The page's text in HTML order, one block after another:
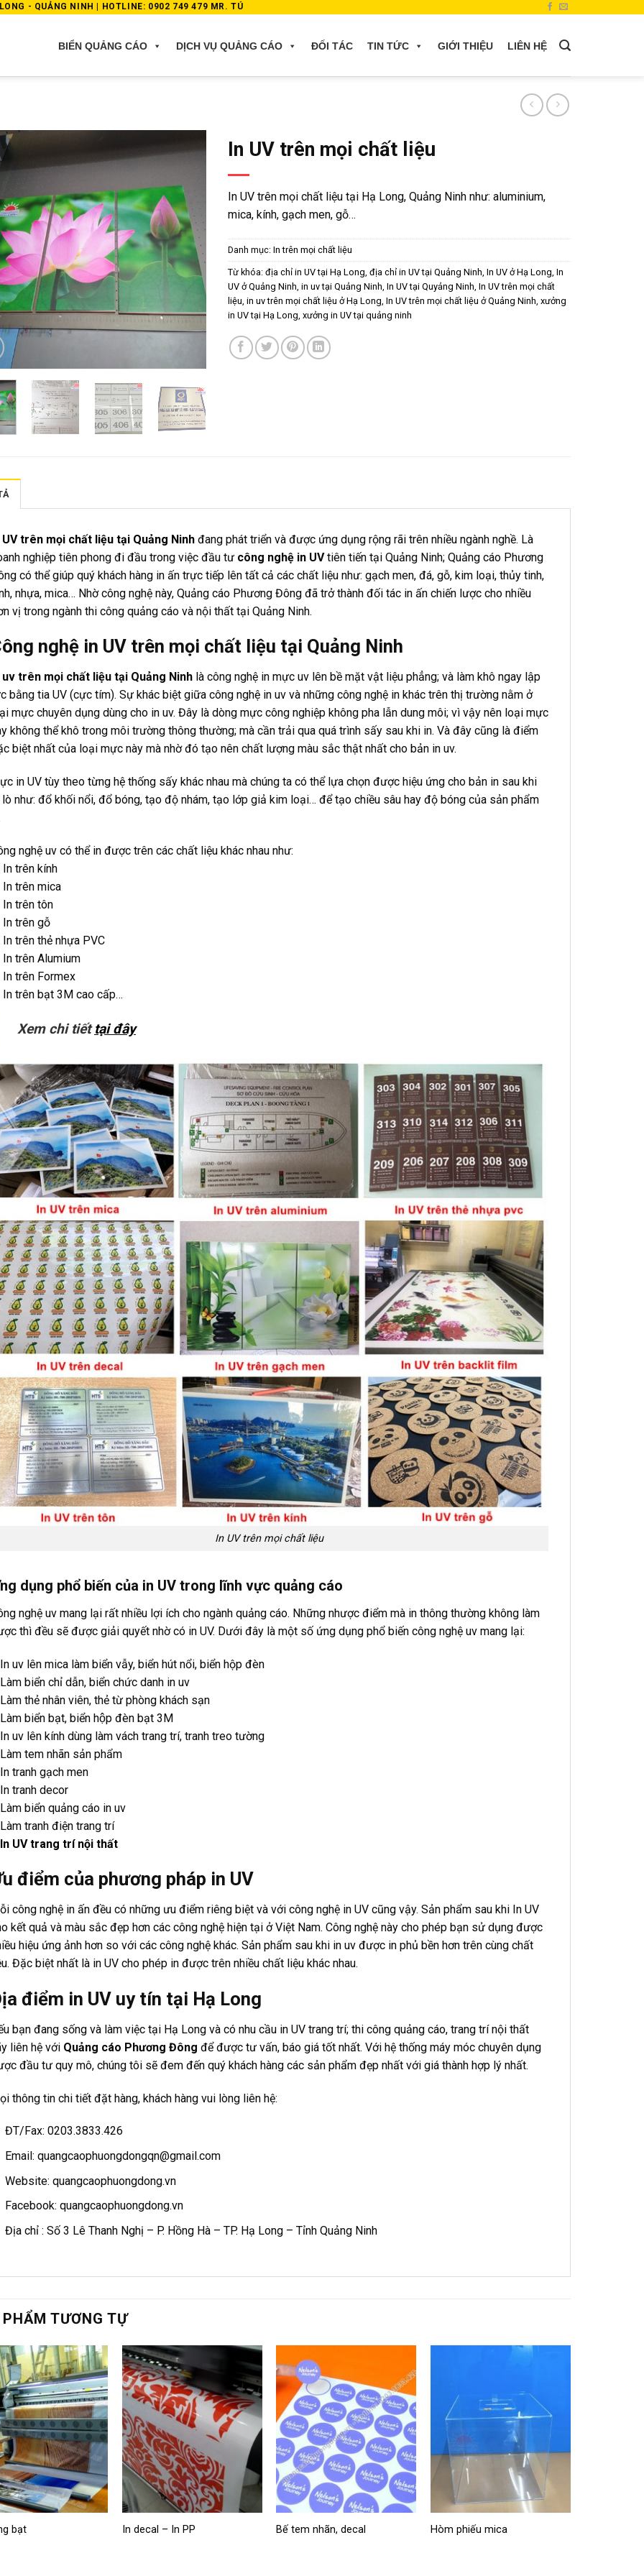
- QUẢNG NINH | HOTLINE: 0902 749 479 MR. TÚ
BIỂN QUẢNG CÁO DỊCH VỤ QUẢNG CÁO ĐỐI TÁC TIN TỨC GIỚI THIỆU LIÊN HỆ
In UV trên mọi chất liệu
In UV trên mọi chất liệu tại Hạ Long, Quảng Ninh như: aluminium,
mica, kính, gạch men, gỗ…
Danh mục:In trên mọi chất liệu
Từ khóa:địa chỉ in UV tại Hạ Long ,địa chỉ in UV tại Quảng Ninh ,In UV ở Hạ Long ,In
UV ở Quảng Ninh ,in uv tại Quảng Ninh ,In UV tại Quyảng Ninh ,In UV trên mọi chất
liệu ,in uv trên mọi chất liệu ở Hạ Long ,In UV trên mọi chất liệu ở Quảng Ninh ,xưởng
in UV tại Hạ Long ,xưởng in UV tại quảng ninh
UV trên mọi chất liệu tại Quảng Ninh đang phát triển và được ứng dụng rộng rãi trên nhiều ngành nghề. Là
nghiệp tiên phong đi đầu trong việc đầu tư công nghệ in UVtiên tiến tại Quảng Ninh; Quảng cáo Phương
có thể giúp quý khách hàng in ấn trực tiếp lên tất cả các chất liệu như: gạch men, đá, gỗ, kim loại, thủy tinh,
nhựa, mica… Nhờ công nghệ này, Quảng cáo Phương Đông đã trở thành đối tác in ấn chiến lược cho nhiều
vị trong ngành thi công quảng cáo và nội thất tại Quảng Ninh.
nghệ in UV trên mọi chất liệu tại Quảng Ninh
uv trên mọi chất liệu tại Quảng Ninh là công nghệ in mực uv lên bề mặt vật liệu phẳng; và làm khô ngay lập
bằng tia UV (cực tím). Sự khác biệt giữa công nghệ in uv và những công nghệ in khác trên thị trường nằm ở
mực chuyên dụng dùng cho in uv. Đây là dòng mực công nghiệp không pha lẫn dung môi; vì vậy nên loại mực
không thể khô trong môi trường thông thường; mà cần trải qua quá trình sấy sau khi in. Và đây cũng là điểm
biệt nhất của loại mực này mà nhờ đó tạo nên chất lượng màu sắc thật nhất cho bản in uv.
in UV tùy theo từng hệ thống sấy khác nhau mà chúng ta có thể lựa chọn được hiệu ứng cho bản in sau khi
lò như: đổ khối nổi, đổ bóng, tạo độ nhám, tạo lớp giả kim loại… để tạo chiều sâu hay độ bóng của sản phẩm
nghệ uv có thể in được trên các chất liệu khác nhau như:
trên kính
trên mica
trên tôn
trên gỗ
trên thẻ nhựa PVC
trên Alumium
trên Formex
trên bạt 3M cao cấp…
Xem chi tiếttại đây
In UV trên mọi chất liệu
dụng phổ biến của in UV trong lĩnh vực quảng cáo
nghệ uv mang lại rất nhiều lợi ích cho ngành quảng cáo. Những nhược điểm mà in thông thường không làm
thì đều sẽ được giải quyết nhờ có in UV. Dưới đây là một số ứng dụng phổ biến công nghệ uv mang lại:
uv lên mica làm biển vẫy, biển hút nổi, biển hộp đèn
biển chỉ dẫn, biển chức danh in uv
thẻ nhân viên, thẻ từ phòng khách sạn
biển bạt, biển hộp đèn bạt 3M
uv lên kính dùng làm vách trang trí, tranh treo tường
tem nhãn sản phẩm
tranh gạch men
tranh decor
biển quảng cáo in uv
tranh điện trang trí
In UV trang trí nội thất
điểm của phương pháp in UV
công nghệ in ấn đều có những ưu điểm riêng biệt và với công nghệ in UV cũng vậy. Sản phẩm sau khi In UV
kết quả và màu sắc đẹp hơn các công nghệ hiện tại ở Việt Nam. Công nghệ này cho phép bạn sử dụng được
hiệu ứng ảnh hơn so với các công nghệ khác. Sản phẩm sau khi in uv được in phủ bền hơn trên cùng chất
Đặc biệt nhất là in UV cho phép in được trên nhiều chất liệu khác nhau.
điểm in UV uy tín tại Hạ Long
bạn đang sống và làm việc tại Hạ Long và có nhu cầu in UV trang trí; thi công quảng cáo, trang trí nội thất
liên hệ với Quảng cáo Phương Đông để được tư vấn, báo giá tốt nhất. Với hệ thống máy móc chuyên dụng
đầu tư quy mô, chúng tôi sẽ đem đến quý khách hàng các sản phẩm đẹp nhất với giá thành hợp lý nhất.
thông tin chi tiết đặt hàng, khách hàng vui lòng liên hệ:
ĐT/Fax: 0203.3833.426
Email: quangcaophuongdongqn@gmail.com
Website: quangcaophuongdong.vn
Facebook: quangcaophuongdong.vn
Địa chỉ : Số 3 Lê Thanh Nghị – P. Hồng Hà – TP. Hạ Long – Tỉnh Quảng Ninh
TƯƠNG TỰ
bạt In decal – In PP Bế tem nhãn, decal Hòm phiếu mica